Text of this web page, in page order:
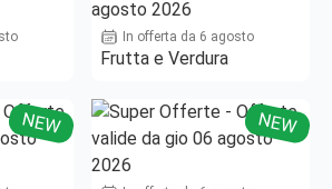
In offerta da 6 agosto
Frutta e Verdura
NEW NEW